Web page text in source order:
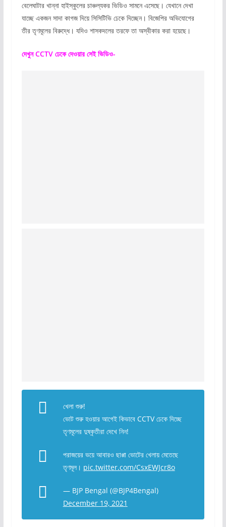
বেলেঘাটার খান্না হাইস্কুলের চাঞ্চল্যকর ভিডিও সামনে এসেছে। যেখানে দেখা
যাচ্ছে একজন সাদা কাগজ দিয়ে সিসিটিভি ঢেকে দিচ্ছেন। বিজেপির অভিযোগের
তীর তৃণমূলের বিরুদ্ধে। যদিও শাসকদলের তরফে তা অস্বীকার করা হয়েছে।
দেখুন CCTV ঢেকে দেওয়ার সেই ভিডিও-
খেলা শুরু!
ভোট শুরু হওয়ার আগেই কিভাবে CCTV ঢেকে দিচ্ছে
তৃণমূলের দুষ্কৃতীরা দেখে নিন!
পরাজয়ের ভয়ে আবারও ছাপ্পা ভোটের খেলায় মেতেছে
তৃণমূল। pic.twitter.com/CsxEWJcr8o
— BJP Bengal (@BJP4Bengal)
December 19, 2021